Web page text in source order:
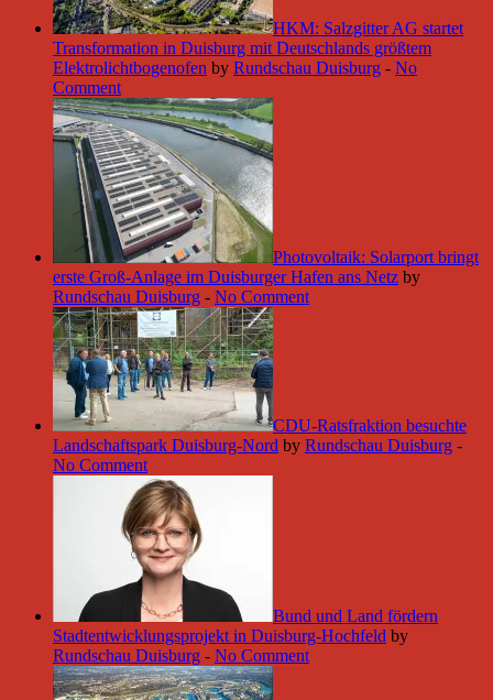
HKM: Salzgitter AG startet
Transformation in Duisburg mit Deutschlands größtem
Elektrolichtbogenofen by Rundschau Duisburg - No
Comment
Photovoltaik: Solarport bringt
erste Groß-Anlage im Duisburger Hafen ans Netz by
Rundschau Duisburg - No Comment
CDU-Ratsfraktion besuchte
Landschaftspark Duisburg-Nord by Rundschau Duisburg -
No Comment
Bund und Land fördern
Stadtentwicklungsprojekt in Duisburg-Hochfeld by
Rundschau Duisburg - No Comment